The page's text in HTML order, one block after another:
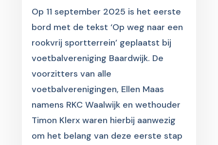
Op 11 september 2025 is het eerste
bord met de tekst ‘Op weg naar een
rookvrij sportterrein’ geplaatst bij
voetbalvereniging Baardwijk. De
voorzitters van alle
voetbalverenigingen, Ellen Maas
namens RKC Waalwijk en wethouder
Timon Klerx waren hierbij aanwezig
om het belang van deze eerste stap